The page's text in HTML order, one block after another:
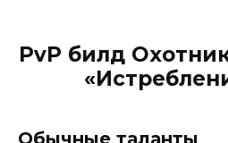
PvP билд